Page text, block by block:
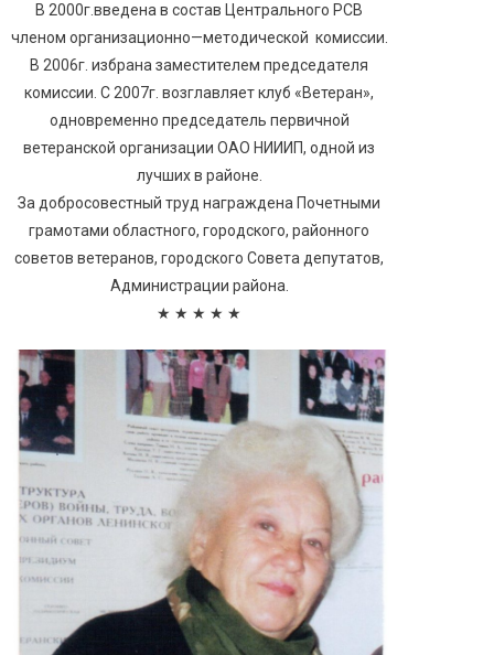
В 2000г.введена в состав Центрального РСВ
членом организационно—методической комиссии.
В 2006г. избрана заместителем председателя
комиссии. С 2007г. возглавляет клуб «Ветеран»,
одновременно председатель первичной
ветеранской организации ОАО НИИИП, одной из
лучших в районе.
За добросовестный труд награждена Почетными
грамотами областного, городского, районного
советов ветеранов, городского Совета депутатов,
Администрации района.
★ ★ ★ ★ ★